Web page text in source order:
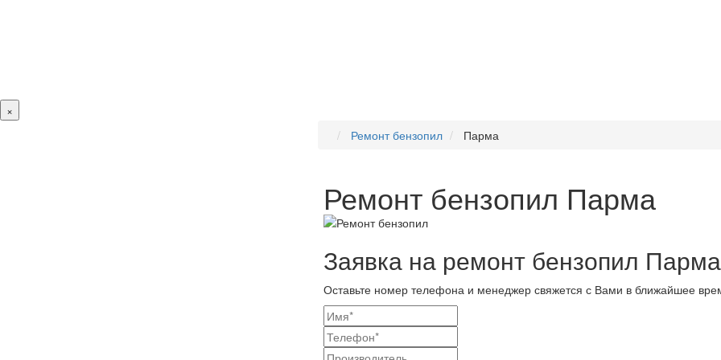
×
Ремонт бензопил
Парма
Ремонт бензопил Парма
Заявка на ремонт бензопил Парма
Оставьте номер телефона и менеджер свяжется с Вами в ближайшее
Ваши
контактные